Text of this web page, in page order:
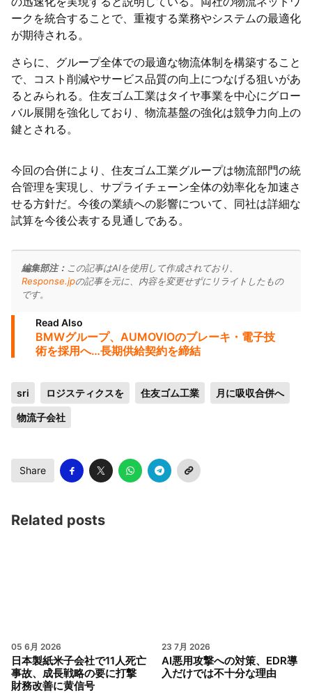
ークを統合することで、重複する業務やシステムの最適化
が期待される。
さらに、グループ全体での最適な物流体制を構築すること
で、コスト削減やサービス品質の向上につなげる狙いがあ
るとみられる。住友ゴム工業はタイヤ事業を中心にグロー
バル展開を強化しており、物流基盤の強化は競争力向上の
鍵とされる。
今回の合併により、住友ゴム工業グループは物流部門の統
合管理を実現し、サプライチェーン全体の効率化を加速さ
せる方針だ。今後の業績への影響について、同社は詳細な
試算を今後公表する見通しである。
編集部注： この記事はAIを使用して作成されており、
Response.jpの記事を元に、内容を変更せずにリライトしたもの
です。
Read Also
BMWグループ、AUMOVIOのブレーキ・電子技
術を採用へ…長期供給契約を締結
sri ロジスティクスを 住友ゴム工業 月に吸収合併へ
物流子会社
Share
Related posts
05 6月 2026
日本製紙米子会社で11人死亡
事故、成長戦略の要に打撃
財務改善に黄信号
23 7月 2026
AI悪用攻撃への対策、EDR導
入だけでは不十分な理由